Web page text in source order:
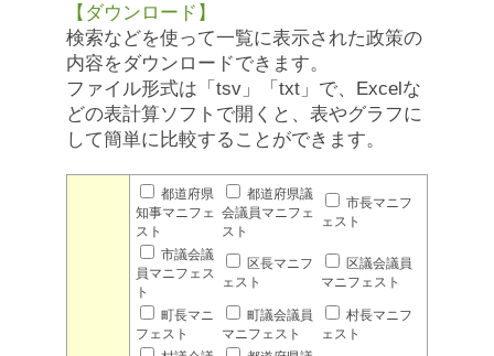
【ダウンロード】
検索などを使って一覧に表示された政策の
内容をダウンロードできます。
ファイル形式は「tsv」「txt」で、Excelな
どの表計算ソフトで開くと、表やグラフに
して簡単に比較することができます。
都道府県
知事マニフェ
スト
都道府県議
会議員マニフェ
スト
市長マニフ
ェスト
市議会議
員マニフェス
ト
区長マニフ
ェスト
区議会議員
マニフェスト
町長マニ
フェスト
町議会議員
マニフェスト
村長マニフ
ェスト